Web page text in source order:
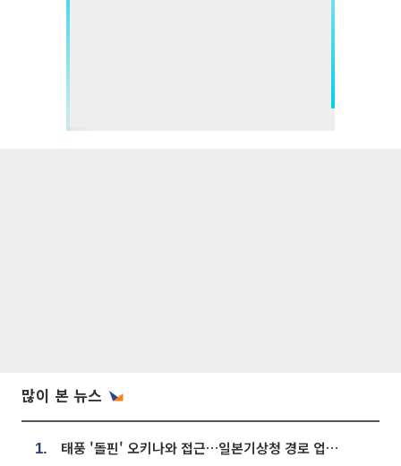
많이 본 뉴스
1. 태풍 '돌핀' 오키나와 접근…일본기상청 경로 업데이트